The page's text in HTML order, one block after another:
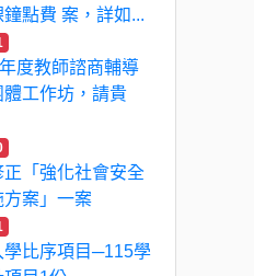
點費 案，詳如...
度教師諮商輔導
工作坊，請貴
「強化社會安全
案」一案
學比序項目─115學